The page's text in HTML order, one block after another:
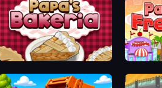
Papa's Bakeria